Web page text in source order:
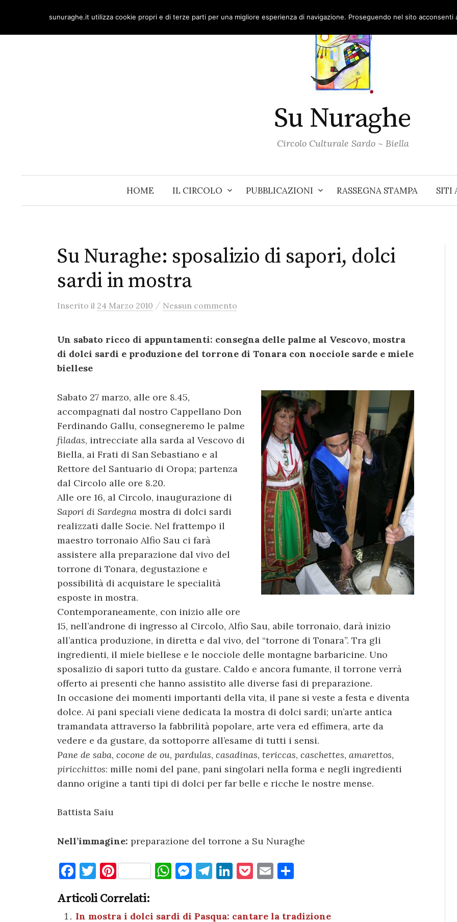
content
Su Nuraghe
Circolo Culturale Sardo ~ Biella
HOME IL CIRCOLO PUBBLICAZIONI RASSEGNA STAMPA SITI
Su Nuraghe: sposalizio di sapori, dolci
sardi in mostra
Inserito il 24 Marzo 2010 / Nessun commento
Un sabato ricco di appuntamenti: consegna delle palme al Vescovo, mostra
di dolci sardi e produzione del torrone di Tonara con nocciole sarde e miele
biellese
Sabato 27 marzo, alle ore 8.45,
accompagnati dal nostro Cappellano Don
Ferdinando Gallu, consegneremo le palme
filadas, intrecciate alla sarda al Vescovo di
Biella, ai Frati di San Sebastiano e al
Rettore del Santuario di Oropa; partenza
dal Circolo alle ore 8.20.
Alle ore 16, al Circolo, inaugurazione di
Sapori di Sardegna mostra di dolci sardi
realizzati dalle Socie. Nel frattempo il
maestro torronaio Alfio Sau ci farà
assistere alla preparazione dal vivo del
torrone di Tonara, degustazione e
possibilità di acquistare le specialità
esposte in mostra.
Contemporaneamente, con inizio alle ore
15, nell’androne di ingresso al Circolo, Alfio Sau, abile torronaio, darà inizio
all’antica produzione, in diretta e dal vivo, del “torrone di Tonara”. Tra gli
ingredienti, il miele biellese e le nocciole delle montagne barbaricine. Uno
sposalizio di sapori tutto da gustare. Caldo e ancora fumante, il torrone verrà
offerto ai presenti che hanno assistito alle diverse fasi di preparazione.
In occasione dei momenti importanti della vita, il pane si veste a festa e diventa
dolce. Ai pani speciali viene dedicata la mostra di dolci sardi; un’arte antica
tramandata attraverso la fabbrilità popolare, arte vera ed effimera, arte da
vedere e da gustare, da sottoporre all’esame di tutti i sensi.
Pane de saba, cocone de ou, pardulas, casadinas, tericcas, caschettes, amarettos,
piricchittos: mille nomi del pane, pani singolari nella forma e negli ingredienti
danno origine a tanti tipi di dolci per far belle e ricche le nostre mense.
Battista Saiu
Nell’immagine: preparazione del torrone a Su Nuraghe
F
a
c
T
w
it
Pi
nt
er
W M T Li P E
Articoli Correlati:
In mostra i dolci sardi di Pasqua: cantare la tradizione
sunuraghe.it utilizza cookie propri e di terze parti per una migliore esperienza di navigazione. Proseguendo nel sito acconsenti